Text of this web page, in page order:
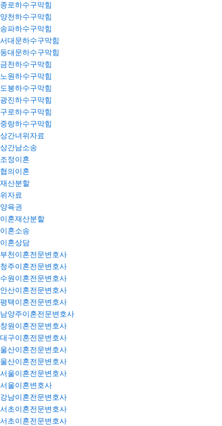
종로하수구막힘
양천하수구막힘
송파하수구막힘
서대문하수구막힘
동대문하수구막힘
금천하수구막힘
노원하수구막힘
도봉하수구막힘
광진하수구막힘
구로하수구막힘
중랑하수구막힘
상간녀위자료
상간남소송
조정이혼
협의이혼
재산분할
위자료
양육권
이혼재산분할
이혼소송
이혼상담
부천이혼전문변호사
청주이혼전문변호사
수원이혼전문변호사
안산이혼전문변호사
평택이혼전문변호사
남양주이혼전문변호사
창원이혼전문변호사
대구이혼전문변호사
울산이혼전문변호사
울산이혼전문변호사
서울이혼전문변호사
서울이혼변호사
강남이혼전문변호사
서초이혼전문변호사
서초이혼전문변호사